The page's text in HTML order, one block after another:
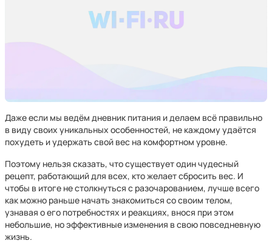
Даже если мы ведём дневник питания и делаем всё правильно
в виду своих уникальных особенностей, не каждому удаётся
похудеть и удержать свой вес на комфортном уровне.
Поэтому нельзя сказать, что существует один чудесный
рецепт, работающий для всех, кто желает сбросить вес. И
чтобы в итоге не столкнуться с разочарованием, лучше всего
как можно раньше начать знакомиться со своим телом,
узнавая о его потребностях и реакциях, внося при этом
небольшие, но эффективные изменения в свою повседневную
жизнь.